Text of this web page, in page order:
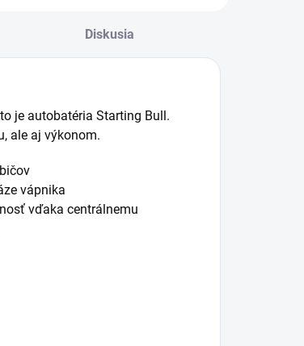
Diskusia
je autobatéria Starting Bull.
ale aj výkonom.
vápnika
vďaka centrálnemu